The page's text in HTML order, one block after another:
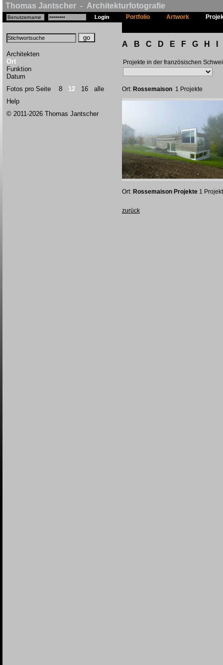
Thomas Jantscher - Architekturfotografie
Architekten
Ort
Funktion
Datum
Fotos pro Seite 8 12 16
alle
Help
© 2011-2026 Thomas Jantscher
Portfolio Artwork
A B C D E F G H
Projekte in der französischen
Ort: Rossemaison 1 Projekte
Ort: Rossemaison Projekte 1
zurück